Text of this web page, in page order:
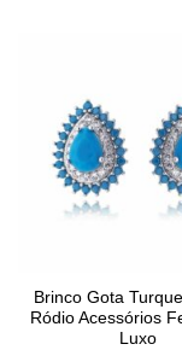
Brinco Gota
Ródio Acessórios
Luxo